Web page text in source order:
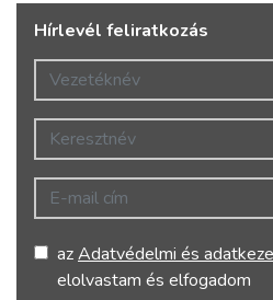
Hírlevél feliratkozás
Vezetéknév
Keresztnév
E-mail cím
azAdatvédelmi és
elolvastam és elfogadom